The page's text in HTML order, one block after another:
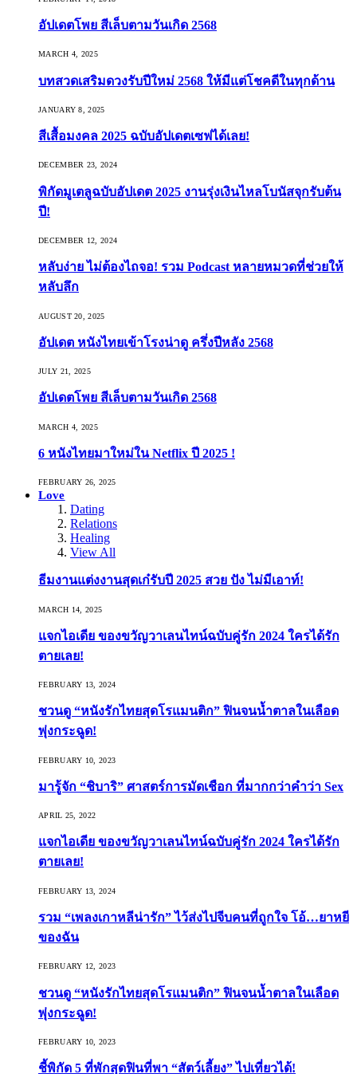
อัปเดตโพย สีเล็บตามวันเกิด 2568
MARCH 4, 2025
บทสวดเสริมดวงรับปีใหม่ 2568 ให้มีแต่โชคดีในทุกด้าน
JANUARY 8, 2025
สีเสื้อมงคล 2025 ฉบับอัปเดตเซฟได้เลย!
DECEMBER 23, 2024
พิกัดมูเตลูฉบับอัปเดต 2025 งานรุ่งเงินไหลโบนัสจุกรับต้น
ปี!
DECEMBER 12, 2024
หลับง่าย ไม่ต้องไถจอ! รวม Podcast หลายหมวดที่ช่วยให้
หลับลึก
AUGUST 20, 2025
อัปเดต หนังไทยเข้าโรงน่าดู ครึ่งปีหลัง 2568
JULY 21, 2025
อัปเดตโพย สีเล็บตามวันเกิด 2568
MARCH 4, 2025
6 หนังไทยมาใหม่ใน Netflix ปี 2025 !
FEBRUARY 26, 2025
Love
Dating
Relations
Healing
View All
ธีมงานแต่งงานสุดเก๋รับปี 2025 สวย ปัง ไม่มีเอาท์!
MARCH 14, 2025
แจกไอเดีย ของขวัญวาเลนไทน์ฉบับคู่รัก 2024 ใครได้รัก
ตายเลย!
FEBRUARY 13, 2024
ชวนดู “หนังรักไทยสุดโรแมนติก” ฟินจนน้ำตาลในเลือด
พุ่งกระฉูด!
FEBRUARY 10, 2023
มารู้จัก “ชิบาริ” ศาสตร์การมัดเชือก ที่มากกว่าคำว่า Sex
APRIL 25, 2022
แจกไอเดีย ของขวัญวาเลนไทน์ฉบับคู่รัก 2024 ใครได้รัก
ตายเลย!
FEBRUARY 13, 2024
รวม “เพลงเกาหลีน่ารัก” ไว้ส่งไปจีบคนที่ถูกใจ โอ้…ยาหยี
ของฉัน
FEBRUARY 12, 2023
ชวนดู “หนังรักไทยสุดโรแมนติก” ฟินจนน้ำตาลในเลือด
พุ่งกระฉูด!
FEBRUARY 10, 2023
ชี้พิกัด 5 ที่พักสุดฟินที่พา “สัตว์เลี้ยง” ไปเที่ยวได้!